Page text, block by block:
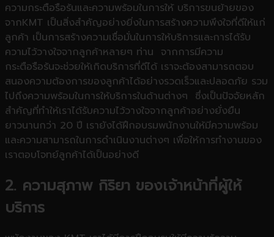
ความกระตือรือร้นและความพร้อมในการให้ บริการขนย้ายของ
จากKMT เป็นสิ่งสำคัญอย่างยิ่งในการสร้างความพึงใจที่ดีให้แก่
ลูกค้า เป็นการสร้างความเชื่อมั่นในการให้บริการและการได้รับ
ความไว้วางใจจากลูกค้าหลายๆ ท่าน จากการมีความ
กระตือรือร้นจะช่วยให้เกิดบริการที่ดีได้ เราจะต้องสามารถตอบ
สนองความต้องการของลูกค้าได้อย่างรวดเร็วและปลอดภัย รวม
ไปถึงความพร้อมในการให้บริการในด้านต่างๆ ซึ่งเป็นปัจจัยหลัก
สำคัญที่ทำให้เราได้รับความไว้วางใจจากลูกค้าอย่างยั่งยืน
ยาวนานกว่า 20 ปี เรายังได้ฝึกอบรมพนักงานให้มีความพร้อม
และความสามารถในการดำเนินงานต่างๆ เพื่อให้การทำงานของ
เราตอบโจทย์ลูกค้าได้เป็นอย่างดี
2. ความสุภาพ กิริยา ของเจ้าหน้าที่ผู้ให้
บริการ